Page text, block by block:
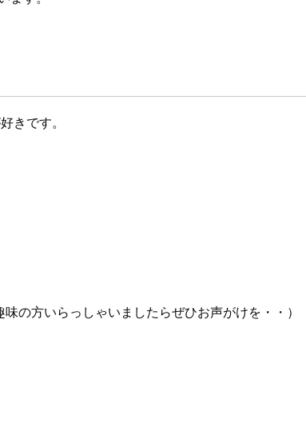
きです。
の方いらっしゃいましたらぜひお声がけを・・）